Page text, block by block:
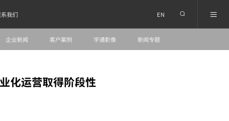
我们 EN
企业新闻 客户案例 宇通影像 新闻专题
化运营取得阶段性